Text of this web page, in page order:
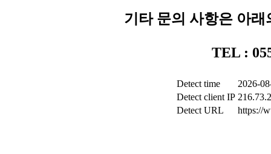
기타 문의 사항은 아
TEL :
Detect time
2026-
Detect client IP
Detect URL
https://